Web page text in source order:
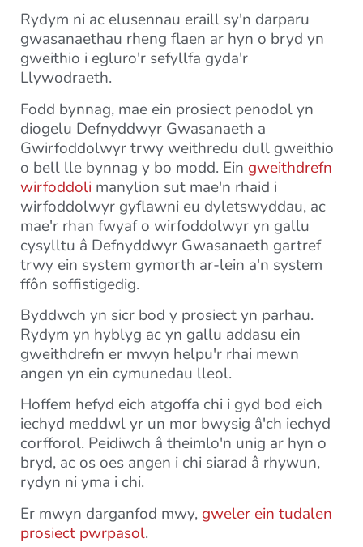
Rydym ni ac elusennau eraill sy'n darparu
gwasanaethau rheng flaen ar hyn o bryd yn
gweithio i egluro'r sefyllfa gyda'r
Llywodraeth.
Fodd bynnag, mae ein prosiect penodol yn
diogelu Defnyddwyr Gwasanaeth a
Gwirfoddolwyr trwy weithredu dull gweithio
o bell lle bynnag y bo modd. Ein gweithdrefn
wirfoddoli manylion sut mae'n rhaid i
wirfoddolwyr gyflawni eu dyletswyddau, ac
mae'r rhan fwyaf o wirfoddolwyr yn gallu
cysylltu â Defnyddwyr Gwasanaeth gartref
trwy ein system gymorth ar-lein a'n system
ffôn soffistigedig.
Byddwch yn sicr bod y prosiect yn parhau.
Rydym yn hyblyg ac yn gallu addasu ein
gweithdrefn er mwyn helpu'r rhai mewn
angen yn ein cymunedau lleol.
Hoffem hefyd eich atgoffa chi i gyd bod eich
iechyd meddwl yr un mor bwysig â'ch iechyd
corfforol. Peidiwch â theimlo'n unig ar hyn o
bryd, ac os oes angen i chi siarad â rhywun,
rydyn ni yma i chi.
Er mwyn darganfod mwy, gweler ein tudalen
prosiect pwrpasol.